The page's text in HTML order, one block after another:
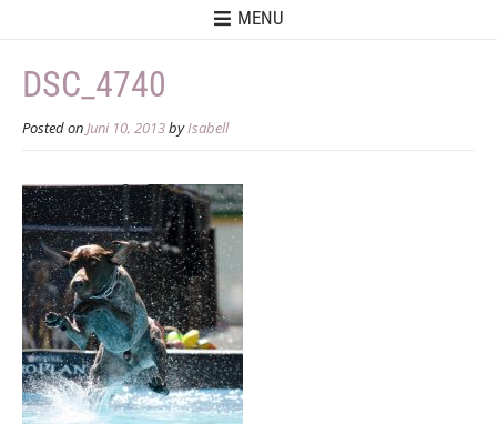
MENU
DSC_4740
Posted onJuni 10, 2013byIsabell